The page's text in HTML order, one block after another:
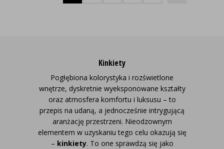
Kinkiety
Pogłębiona kolorystyka i rozświetlone
wnętrze, dyskretnie wyeksponowane kształty
oraz atmosfera komfortu i luksusu – to
przepis na udaną, a jednocześnie intrygującą
aranżację przestrzeni. Nieodzownym
elementem w uzyskaniu tego celu okazują się
– kinkiety. To one sprawdzą się jako